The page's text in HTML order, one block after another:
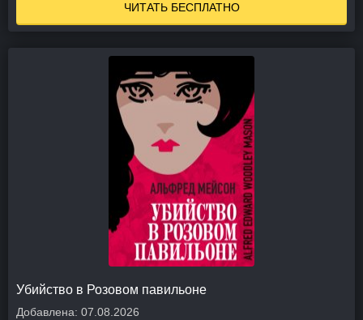
ЧИТАТЬ БЕСПЛАТНО
Убийство в Розовом павильоне
Добавлена: 07.08.2026